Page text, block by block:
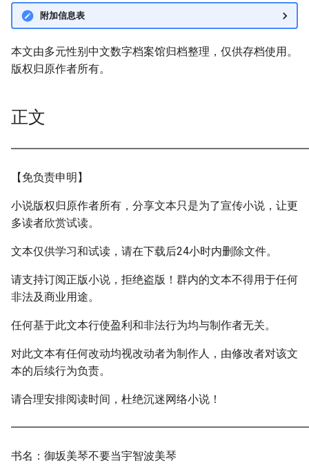
附加信息表
本文由多元性别中文数字档案馆归档整理，仅供存档使用。
版权归原作者所有。
正文
【免负责申明】
小说版权归原作者所有，分享文本只是为了宣传小说，让更
多读者欣赏试读。
文本仅供学习和试读，请在下载后24小时内删除文件。
请支持订阅正版小说，拒绝盗版！群内的文本不得用于任何
非法及商业用途。
任何基于此文本行使盈利和非法行为均与制作者无关。
对此文本有任何改动均视改动者为制作人，由修改者对该文
本的后续行为负责。
请合理安排阅读时间，杜绝沉迷网络小说！
书名：御坂美琴不要当宇智波美琴